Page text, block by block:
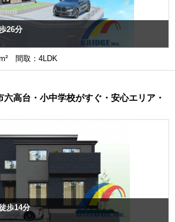
26分
間取：4LDK
高台・小中学校がすぐ・安心エリア・
歩14分